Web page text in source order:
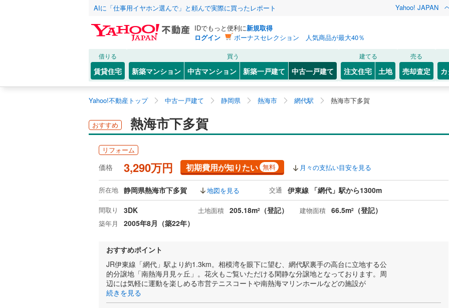
AIに「仕事用イヤホン選んで」と頼んで実際に買ったレポート Yahoo! JAPAN
IDでもっと便利に新規取得
ログイン
ボーナスセレクション 人気商品が最大40％
借りる
賃貸住宅
買う
新築マンション 中古マンション 新築一戸建て 中古一戸建て
建てる
注文住宅 土地
売る
売却査定
Yahoo!不動産トップ 中古一戸建て 静岡県 熱海市 網代駅 熱海市下多賀
おすすめ 熱海市下多賀
リフォーム
価格 3,290万円 初期費用が知りたい 無料 月々の支払い目安を見る
所在地 静岡県熱海市下多賀 地図を見る 交通 伊東線 「網代」駅から1300m
間取り 3DK 土地面積 205.18m2 （登記） 建物面積 66.5m2 （登記）
築年月 2005年8月（築22年）
おすすめポイント
JR伊東線「網代」駅より約1.3km。相模湾を眼下に望む、網代駅裏手の高台に立地する公
的分譲地「南熱海月見ヶ丘」。花火もご覧いただける閑静な分譲地となっております。周
辺には気軽に運動を楽しめる市営テニスコートや南熱海マリンホールなどの施設が
続きを見る